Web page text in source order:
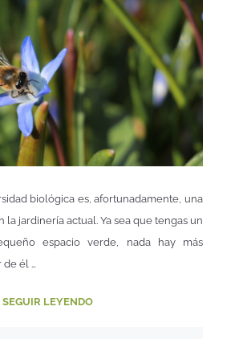
biológica es, afortunadamente, una
jardinería actual. Ya sea que tengas un
espacio verde, nada hay más
de él …
SEGUIR LEYENDO